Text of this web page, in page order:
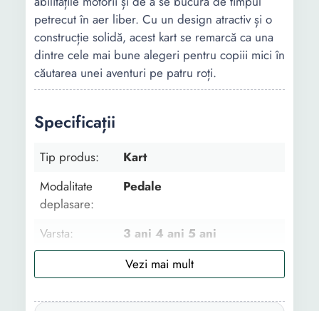
petrecut în aer liber. Cu un design atractiv și o
construcție solidă, acest kart se remarcă ca una
dintre cele mai bune alegeri pentru copiii mici în
căutarea unei aventuri pe patru roți.
Specificații
Tip produs:
Kart
Modalitate
deplasare:
Pedale
Varsta:
3 ani 4 ani 5 ani
parental:
Fara asistenta parinte